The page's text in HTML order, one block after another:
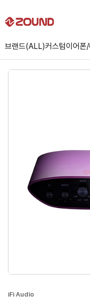
브랜드(ALL)커스텀이어폰
iFi Audio